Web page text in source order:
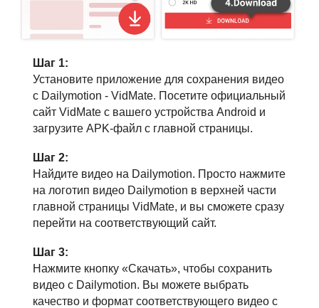
Шаг 1:
Установите приложение для сохранения видео
с Dailymotion - VidMate. Посетите официальный
сайт VidMate с вашего устройства Android и
загрузите APK-файл с главной страницы.
Шаг 2:
Найдите видео на Dailymotion. Просто нажмите
на логотип видео Dailymotion в верхней части
главной страницы VidMate, и вы сможете сразу
перейти на соответствующий сайт.
Шаг 3:
Нажмите кнопку «Скачать», чтобы сохранить
видео с Dailymotion. Вы можете выбрать
качество и формат соответствующего видео с